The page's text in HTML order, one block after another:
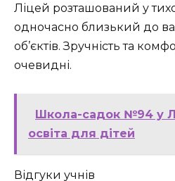
Ліцей розташований у
одночасно близький до
об’єктів. Зручність та
очевидні.
Школа-садок №94 у
освіта для дітей
Відгуки учнів